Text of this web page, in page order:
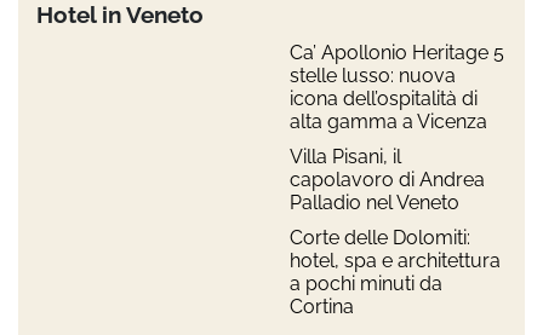
Hotel in Veneto
Ca’ Apollonio Heritage 5
stelle lusso: nuova
icona dell’ospitalità di
alta gamma a Vicenza
Villa Pisani, il
capolavoro di Andrea
Palladio nel Veneto
Corte delle Dolomiti:
hotel, spa e architettura
a pochi minuti da
Cortina